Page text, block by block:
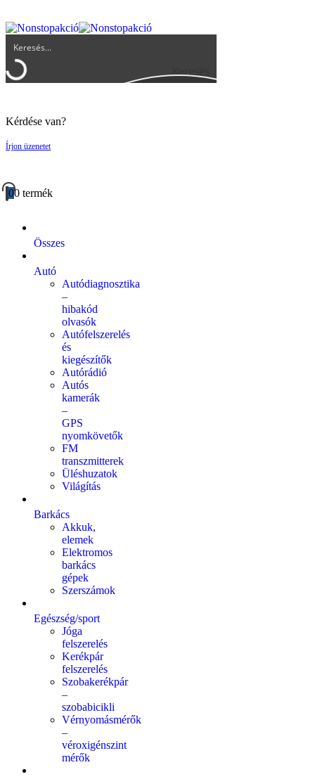
Keresés
Kérdése van?
Írjon üzenetet
00 termék
Összes
Autó
Autódiagnosztika
–
hibakód
olvasók
Autófelszerelés
és
kiegészítők
Autórádió
Autós
kamerák
–
GPS
nyomkövetők
FM
transzmitterek
Üléshuzatok
Világítás
Barkács
Akkuk,
elemek
Elektromos
barkács
gépek
Szerszámok
Egészség/sport
Jóga
felszerelés
Kerékpár
felszerelés
Szobakerékpár
–
szobabicikli
Vérnyomásmérők
–
véroxigénszint
mérők